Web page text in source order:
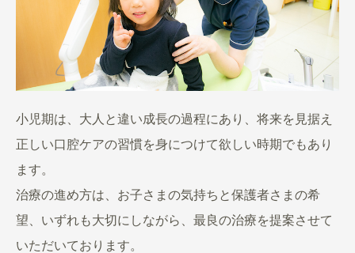
小児期は、大人と違い成長の過程にあり、将来を見据え
正しい口腔ケアの習慣を身につけて欲しい時期でもあり
ます。
治療の進め方は、お子さまの気持ちと保護者さまの希
望、いずれも大切にしながら、最良の治療を提案させて
いただいております。